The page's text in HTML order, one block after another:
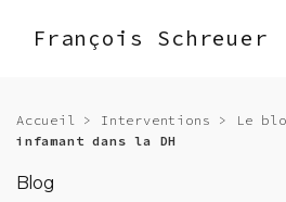
François Schreuer
Accueil > Interventions > Le
infamant dans la DH
Blog